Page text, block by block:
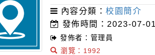
內容分類：校園簡介
發佈時間：2023-07-
發佈者：管理員
瀏覽：1992